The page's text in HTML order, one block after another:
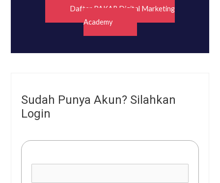
Daftar PAKAR Digital Marketing
Academy
Sudah Punya Akun? Silahkan
Login